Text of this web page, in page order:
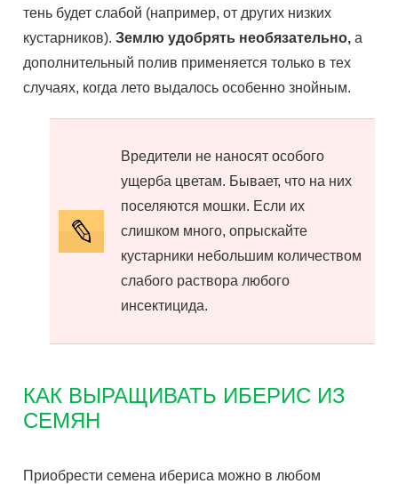
тень будет слабой (например, от других низких
кустарников).Землю удобрять необязательно, а
дополнительный полив применяется только в тех
случаях, когда лето выдалось особенно знойным.
Вредители не наносят особого
ущерба цветам. Бывает, что на них
поселяются мошки. Если их
слишком много, опрыскайте
кустарники небольшим количеством
слабого раствора любого
инсектицида.
КАК ВЫРАЩИВАТЬ ИБЕРИС ИЗ
СЕМЯН
Приобрести семена ибериса можно в любом